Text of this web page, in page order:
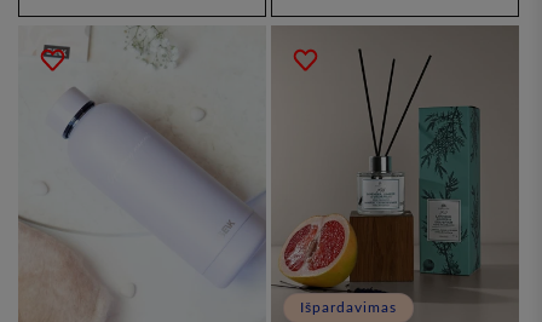
Išpardavimas